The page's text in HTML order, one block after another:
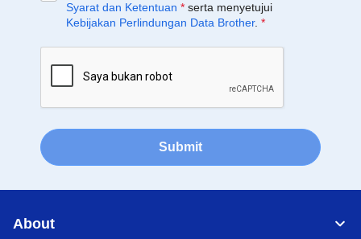
Syarat dan Ketentuan * serta menyetujui
Kebijakan Perlindungan Data Brother. *
Submit
About